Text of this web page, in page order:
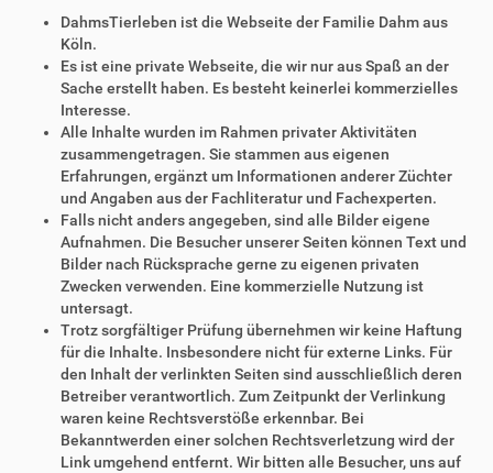
DahmsTierleben ist die Webseite der Familie Dahm aus
Köln.
Es ist eine private Webseite, die wir nur aus Spaß an der
Sache erstellt haben. Es besteht keinerlei kommerzielles
Interesse.
Alle Inhalte wurden im Rahmen privater Aktivitäten
zusammengetragen. Sie stammen aus eigenen
Erfahrungen, ergänzt um Informationen anderer Züchter
und Angaben aus der Fachliteratur und Fachexperten.
Falls nicht anders angegeben, sind alle Bilder eigene
Aufnahmen. Die Besucher unserer Seiten können Text und
Bilder nach Rücksprache gerne zu eigenen privaten
Zwecken verwenden. Eine kommerzielle Nutzung ist
untersagt.
Trotz sorgfältiger Prüfung übernehmen wir keine Haftung
für die Inhalte. Insbesondere nicht für externe Links. Für
den Inhalt der verlinkten Seiten sind ausschließlich deren
Betreiber verantwortlich. Zum Zeitpunkt der Verlinkung
waren keine Rechtsverstöße erkennbar. Bei
Bekanntwerden einer solchen Rechtsverletzung wird der
Link umgehend entfernt. Wir bitten alle Besucher, uns auf